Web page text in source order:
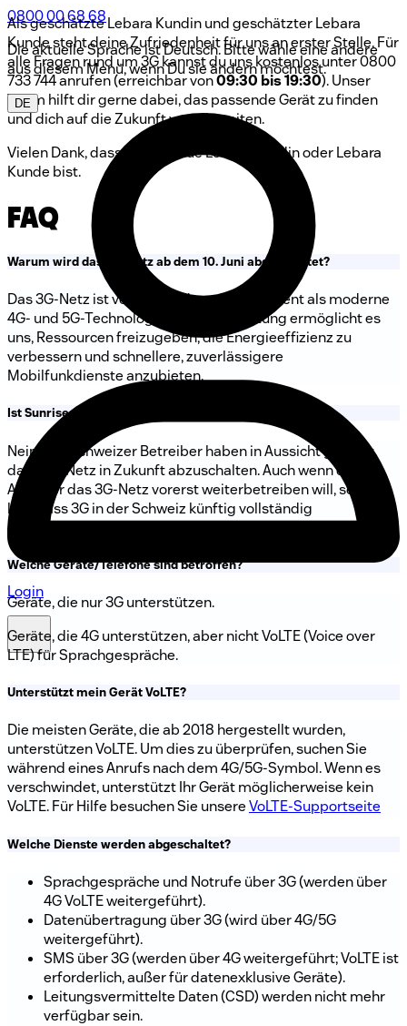
0800 00 68 68
Die aktuelle Sprache ist Deutsch. Bitte wähle eine andere
aus diesem Menü, wenn Du sie ändern möchtest.
DE
Login
Als geschätzte Lebara Kundin und geschätzter Lebara
Kunde steht deine Zufriedenheit für uns an erster Stelle. Für
alle Fragen rund um 3G kannst du uns kostenlos unter 0800
733 744 anrufen (erreichbar von09:30 bis 19:30). Unser
Team hilft dir gerne dabei, das passende Gerät zu finden
und dich auf die Zukunft vorzubereiten.
Vielen Dank, dass du ein treue Lebara Kundin oder Lebara
Kunde bist.
FAQ
Warum wird das 3G-Netz ab dem 10. Juni abgeschaltet?
Das 3G-Netz ist veraltet und weniger effizient als moderne
4G- und 5G-Technologien. Die Abschaltung ermöglicht es
uns, Ressourcen freizugeben, die Energieeffizienz zu
verbessern und schnellere, zuverlässigere
Mobilfunkdienste anzubieten.
Ist Sunrise der einzige Betreiber, der 3G abschaltet?
Nein, alle Schweizer Betreiber haben in Aussicht gestellt,
dass 3G-Netz in Zukunft abzuschalten. Auch wenn ein
Anbieter das 3G-Netz vorerst weiterbetreiben will, scheint
klar, dass 3G in der Schweiz künftig vollständig
abgeschaltet wird.
Welche Geräte/Telefone sind betroffen?
Geräte, die nur 3G unterstützen.
Geräte, die 4G unterstützen, aber nicht VoLTE (Voice over
LTE) für Sprachgespräche.
Unterstützt mein Gerät VoLTE?
Die meisten Geräte, die ab 2018 hergestellt wurden,
unterstützen VoLTE. Um dies zu überprüfen, suchen Sie
während eines Anrufs nach dem 4G/5G-Symbol. Wenn es
verschwindet, unterstützt Ihr Gerät möglicherweise kein
VoLTE. Für Hilfe besuchen Sie unsereVoLTE-Supportseite
Welche Dienste werden abgeschaltet?
Sprachgespräche und Notrufe über 3G (werden über
4G VoLTE weitergeführt).
Datenübertragung über 3G (wird über 4G/5G
weitergeführt).
SMS über 3G (werden über 4G weitergeführt; VoLTE ist
erforderlich, außer für datenexklusive Geräte).
Leitungsvermittelte Daten (CSD) werden nicht mehr
verfügbar sein.